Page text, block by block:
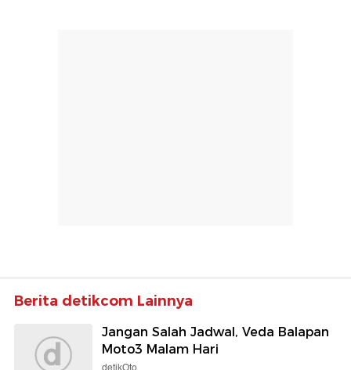
Berita detikcom Lainnya
Jangan Salah Jadwal, Veda Balapan
Moto3 Malam Hari